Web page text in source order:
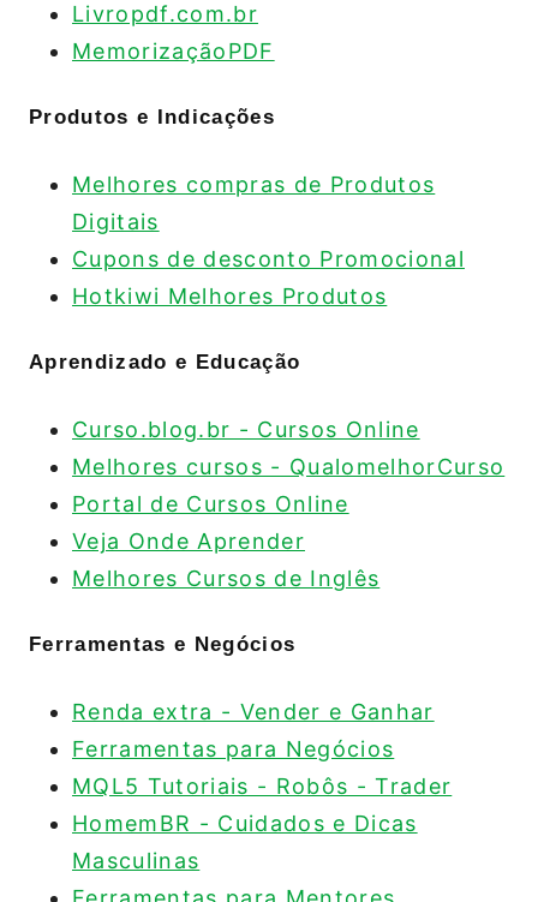
Livropdf.com.br
MemorizaçãoPDF
Produtos e Indicações
Melhores compras de Produtos
Digitais
Cupons de desconto Promocional
Hotkiwi Melhores Produtos
Aprendizado e Educação
Curso.blog.br - Cursos Online
Melhores cursos - QualomelhorCurso
Portal de Cursos Online
Veja Onde Aprender
Melhores Cursos de Inglês
Ferramentas e Negócios
Renda extra - Vender e Ganhar
Ferramentas para Negócios
MQL5 Tutoriais - Robôs - Trader
HomemBR - Cuidados e Dicas
Masculinas